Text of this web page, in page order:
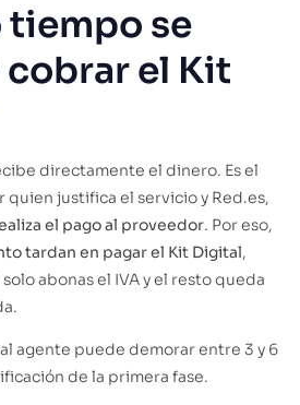
tiempo se
el Kit
directamente el dinero. Es el
justifica el servicio y Red.es,
el pago al proveedor. Por eso,
tardan en pagar el Kit Digital,
abonas el IVA y el resto queda
agente puede demorar entre 3 y 6
de la primera fase.